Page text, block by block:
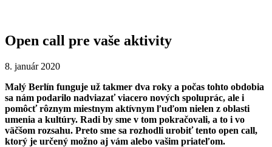
Open call pre vaše aktivity
8. január 2020
Malý Berlín funguje už takmer dva roky a počas tohto obdobia
sa nám podarilo nadviazať viacero nových spoluprác, ale i
pomôcť rôznym miestnym aktívnym ľuďom nielen z oblasti
umenia a kultúry. Radi by sme v tom pokračovali, a to i vo
väčšom rozsahu. Preto sme sa rozhodli urobiť tento open call,
ktorý je určený možno aj vám alebo vašim priateľom.